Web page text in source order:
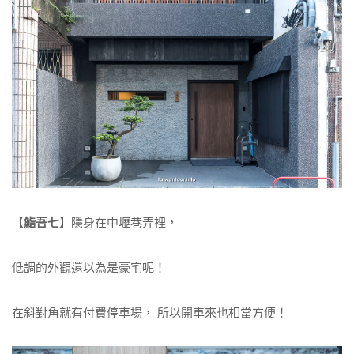
【鮨吾七】隱身在中壢巷弄裡，
低調的外觀還以為是豪宅呢！
在斜對角就有付費停車場， 所以開車來也相當方便！